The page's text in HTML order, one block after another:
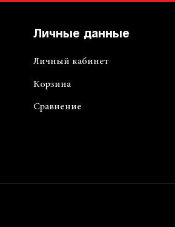
Личные данные
Личный кабинет
Корзина
Сравнение